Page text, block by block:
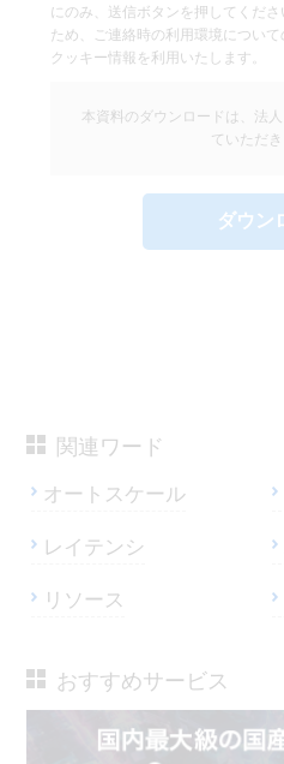
関連ワード
オートスケール
レイテンシ
リソース
おすすめサービス